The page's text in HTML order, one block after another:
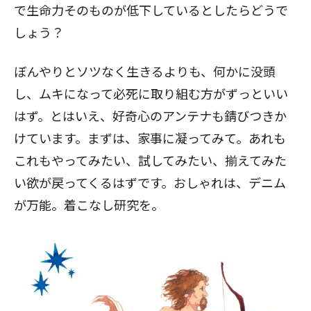
で生命力そのものが低下しているとしたらどうで
しょう？
ぼんやりとソツなく生きるよりも、何かに没頭
し、ムキになって必死に取り組む方がずっといい
はず。とはいえ、好奇心のアンテナも錆びつきか
けています。まずは、家事に凝ってみて。あれも
これもやってみたい、試してみたい、揃えてみた
い欲が戻ってくるはずです。おしゃれは、デニム
が万能。着こなし研究を。